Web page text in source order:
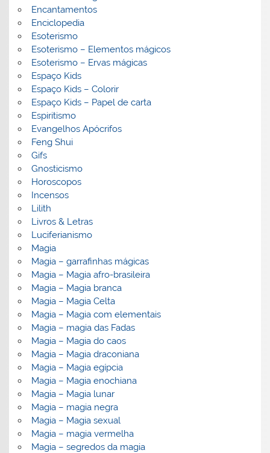
Encantamentos
Enciclopedia
Esoterismo
Esoterismo – Elementos mágicos
Esoterismo – Ervas mágicas
Espaço Kids
Espaço Kids – Colorir
Espaço Kids – Papel de carta
Espiritismo
Evangelhos Apócrifos
Feng Shui
Gifs
Gnosticismo
Horoscopos
Incensos
Lilith
Livros & Letras
Luciferianismo
Magia
Magia – garrafinhas mágicas
Magia – Magia afro-brasileira
Magia – Magia branca
Magia – Magia Celta
Magia – Magia com elementais
Magia – magia das Fadas
Magia – Magia do caos
Magia – Magia draconiana
Magia – Magia egípcia
Magia – Magia enochiana
Magia – Magia lunar
Magia – magia negra
Magia – Magia sexual
Magia – magia vermelha
Magia – segredos da magia